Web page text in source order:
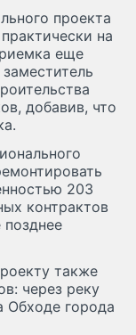
проекта
на
еще
добавив, что
203
контрактов
также
через реку
города